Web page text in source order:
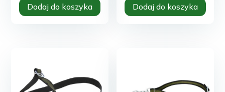
Dodaj do koszyka Dodaj do koszyka